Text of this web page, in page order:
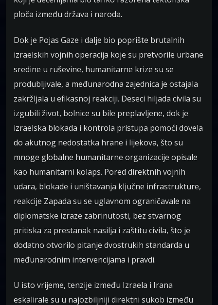
ploča između država i naroda.
Dok je Pojas Gaze i dalje bio poprište brutalnih
izraelskih vojnih operacija koje su pretvorile urbane
sredine u ruševine, humanitarne krize su se
produbljivale, a međunarodna zajednica je ostajala
zakržljala u efikasnoj reakciji. Deseci hiljada civila su
izgubili život, bolnice su bile preplavljene, dok je
izraelska blokada i kontrola pristupa pomoći dovela
do akutnog nedostatka hrane i lijekova, što su
mnoge globalne humanitarne organizacije opisale
kao humanitarni kolaps. Pored direktnih vojnih
udara, blokade i uništavanja ključne infrastrukture,
reakcije Zapada su se uglavnom ograničavale na
diplomatske izraze zabrinutosti, bez stvarnog
pritiska za prestanak nasilja i zaštitu civila, što je
dodatno otvorilo pitanje dvostrukih standarda u
međunarodnim intervencijama i pravdi.
U isto vrijeme, tenzije između Izraela i Irana
eskalirale su u najozbiljniji direktni sukob između